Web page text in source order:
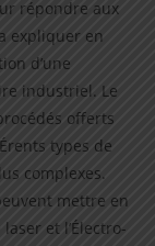
répondre aux
expliquer en
d’une
industriel. Le
offerts
types de
complexes.
mettre en
et l’Électro-